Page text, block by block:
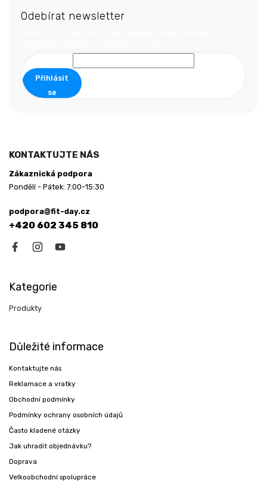
Odebírat newsletter
Přihlásit
se
KONTAKTUJTE NÁS
Zákaznická podpora
Pondělí - Pátek: 7:00-15:30
podpora@fit-day.cz
+420 602 345 810
Kategorie
Produkty
Důležité informace
Kontaktujte nás
Reklamace a vratky
Obchodní podmínky
Podmínky ochrany osobních údajů
Často kladené otázky
Jak uhradit objednávku?
Doprava
Velkoobchodní spolupráce